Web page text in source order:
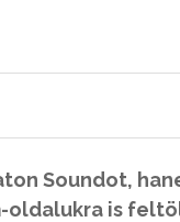
Soundot,
oldalukra is